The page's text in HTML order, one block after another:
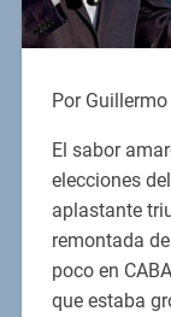
Por
El sabor
elecciones
aplastante
remontada
poco en
que estaba